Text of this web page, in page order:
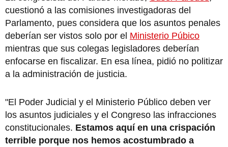
cuestionó a las comisiones investigadoras del
Parlamento, pues considera que los asuntos penales
deberían ser vistos solo por el Ministerio Púbico
mientras que sus colegas legisladores deberían
enfocarse en fiscalizar. En esa línea, pidió no politizar
a la administración de justicia.
"El Poder Judicial y el Ministerio Público deben ver
los asuntos judiciales y el Congreso las infracciones
constitucionales. Estamos aquí en una crispación
terrible porque nos hemos acostumbrado a